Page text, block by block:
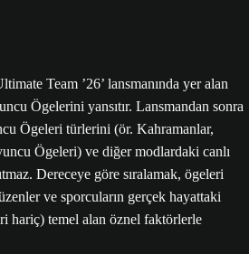
Team ’26’ lansmanında yer alan
Ögelerini yansıtır. Lansmandan sonra
Ögeleri türlerini (ör. Kahramanlar,
Ögeleri) ve diğer modlardaki canlı
Dereceye göre sıralamak, ögeleri
ve sporcuların gerçek hayattaki
hariç) temel alan öznel faktörlerle